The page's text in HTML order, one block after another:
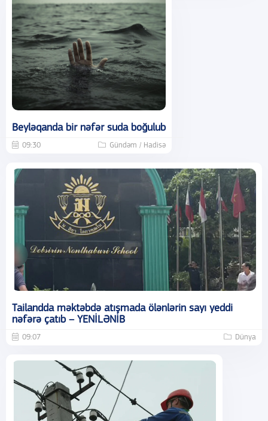
Beyləqanda bir nəfər suda boğulub
09:30 Gündəm / Hadisə
Tailandda məktəbdə atışmada ölənlərin sayı yeddi
nəfərə çatıb – YENİLƏNİB
09:07 Dünya